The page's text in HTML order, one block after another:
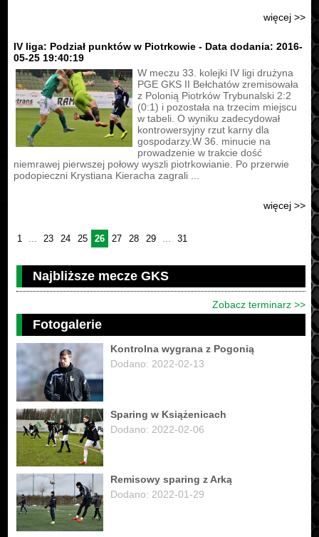
więcej >>
IV liga: Podział punktów w Piotrkowie - Data dodania: 2016-
05-25 19:40:19
W meczu 33. kolejki IV ligi drużyna
PGE GKS II Bełchatów zremisowała
z Polonią Piotrków Trybunalski 2:2
(0:1) i pozostała na trzecim miejscu
w tabeli. O wyniku zadecydował
kontrowersyjny rzut karny dla
gospodarzy.W 36. minucie na
prowadzenie w trakcie dość
niemrawej pierwszej połowy wyszli piotrkowianie. Po przerwie
podopieczni Krystiana Kieracha zagrali ...
więcej >>
1 ... 23 24 25 26 27 28 29 ... 31
Najbliższe mecze GKS
Zobacz terminarz >>
Fotogalerie
Kontrolna wygrana z Pogonią
Dodano: 2022-02-13
Sparing w Książenicach
Dodano: 2022-02-06
Remisowy sparing z Arką
Dodano: 2022-01-29